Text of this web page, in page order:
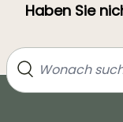
Haben Sie